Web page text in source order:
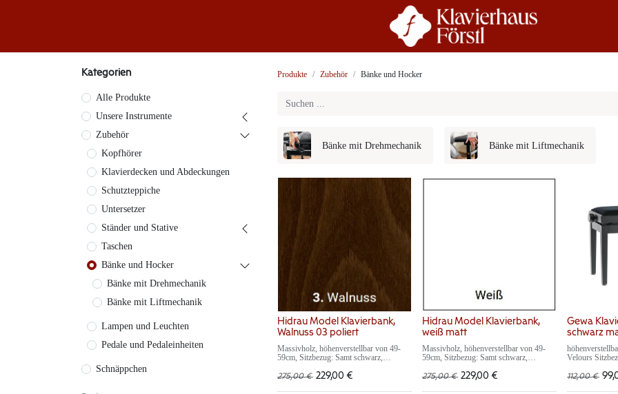
Kategorien
Alle Produkte
Unsere Instrumente
Zubehör
Kopfhörer
Klavierdecken und Abdeckungen
Schutzteppiche
Untersetzer
Ständer und Stative
Taschen
Bänke und Hocker
Bänke mit Drehmechanik
Bänke mit Liftmechanik
Lampen und Leuchten
Pedale und Pedaleinheiten
Schnäppchen
Produkte Zubehör Bänke und Hocker
Bänke mit Drehmechanik Bänke mit Liftmechanik
Hidrau Model Klavierbank,
Walnuss 03 poliert
Massivholz, höhenverstellbar von 49-
59cm, Sitzbezug: Samt schwarz,
275,00€ 229,00 €
Hidrau Model Klavierbank,
weiß matt
Massivholz, höhenverstellbar von 49-
59cm, Sitzbezug: Samt schwarz,
275,00€ 229,00 €
Gewa
schwarz
Velours
112,00€